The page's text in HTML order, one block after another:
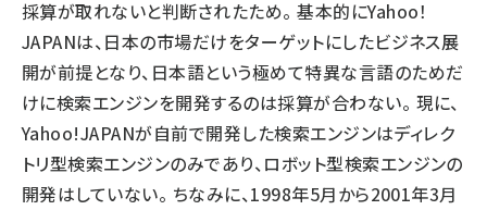
採算が取れないと判断されたため。 基本的にYahoo！
JAPANは、日本の市場だけをターゲットにしたビジネス展
開が前提となり、日本語という極めて特異な言語のためだ
けに検索エンジンを開発するのは採算が合わない。 現に、
Yahoo!JAPANが自前で開発した検索エンジンはディレク
トリ型検索エンジンのみであり、ロボット型検索エンジンの
開発はしていない。 ちなみに、1998年5月から2001年3月